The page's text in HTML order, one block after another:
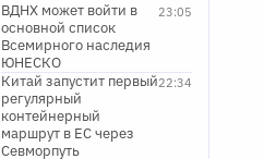
23:05
ВДНХ может войти в
основной список
Всемирного наследия
ЮНЕСКО
22:34
Китай запустит первый
регулярный
контейнерный
маршрут в ЕС через
Севморпуть